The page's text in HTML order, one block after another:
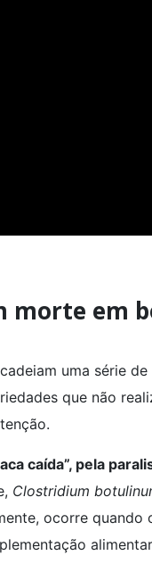
morte em
uma série
que não
caída”, pela
Clostridium
ocorre